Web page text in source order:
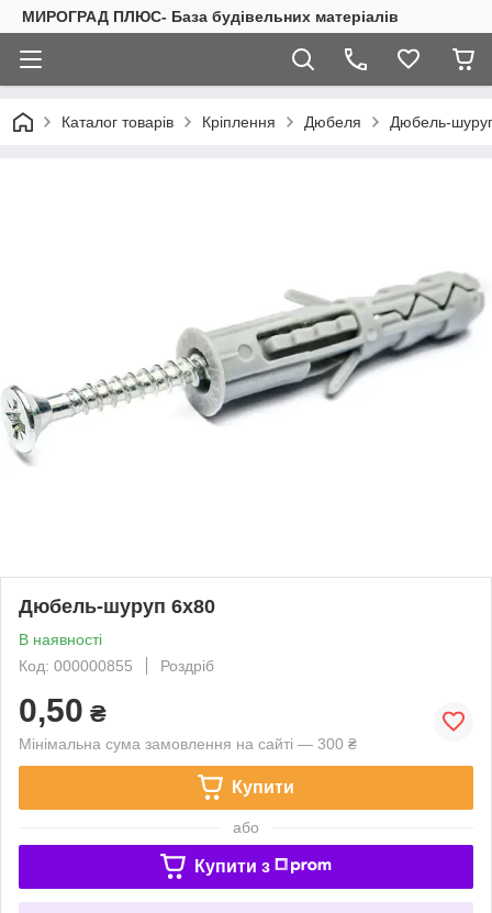
МИРОГРАД ПЛЮС- База будівельних матеріалів
Каталог товарів Кріплення Дюбеля Дюбель-
Дюбель-шуруп 6х80
В наявності
Код: 000000855
Роздріб
0,50 ₴
Мінімальна сума замовлення на сайті — 300 ₴
Купити
або
Купити з